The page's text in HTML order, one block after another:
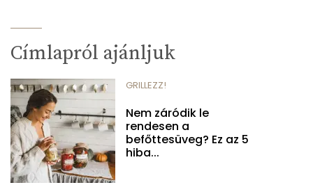
Címlapról ajánljuk
GRILLEZZ!
Nem záródik le
rendesen a
befőttesüveg? Ez az 5
hiba...